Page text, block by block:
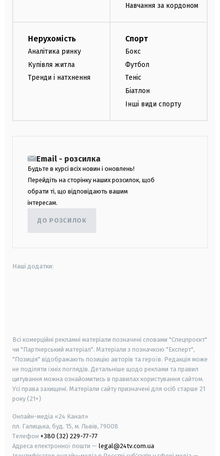
Навчання за кордоном
Нерухомість
Аналітика ринку
Купівля житла
Тренди і натхнення
Спорт
Бокс
Футбол
Теніс
Біатлон
Інші види спорту
Email - розсилка
Будьте в курсі всіх новин і оновлень!
Перейдіть на сторінку наших розсилок, щоб
обрати ті, що відповідають вашим
інтересам.
ДО РОЗСИЛОК
Наші додатки:
Всі комерційні рекламні матеріали позначені словами "Спецпроєкт"
чи "Партнерський матеріал". Матеріали з позначкою "Експерт",
"Позиція" відображають позицію авторів та героїв. Редакція може
не поділяти їхніх поглядів. Детальніше щодо реклами та правил
цитування можна ознайомитись в правилах користування сайтом.
Усі права захищені. Матеріали сайту призначені для осіб старше 21
року (21+)
Онлайн-медіа «24 Канал»
пл. Галицька, буд. 15, м. Львів, 79008
Телефон +380 (32) 229-77-77
Адреса електронної пошти — legal@24tv.com.ua